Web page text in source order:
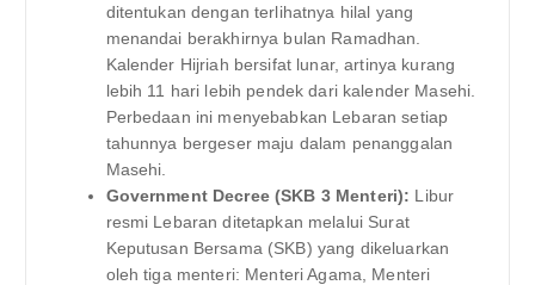
ditentukan dengan terlihatnya hilal yang
menandai berakhirnya bulan Ramadhan.
Kalender Hijriah bersifat lunar, artinya kurang
lebih 11 hari lebih pendek dari kalender Masehi.
Perbedaan ini menyebabkan Lebaran setiap
tahunnya bergeser maju dalam penanggalan
Masehi.
Government Decree (SKB 3 Menteri): Libur
resmi Lebaran ditetapkan melalui Surat
Keputusan Bersama (SKB) yang dikeluarkan
oleh tiga menteri: Menteri Agama, Menteri